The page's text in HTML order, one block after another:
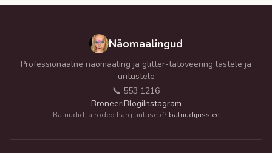
Näomaalingud
Professionaalne näomaaling ja glitter-tätoveering lastele ja
üritustele
📞 553 1216
BroneeriBlogiInstagram
Batuudid ja rodeo härg üritusele? batuudijuss.ee